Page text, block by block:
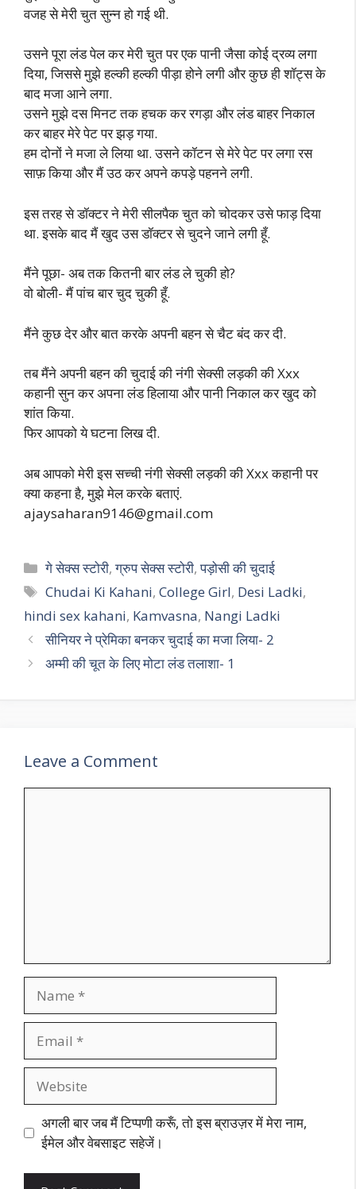
वजह से मेरी चुत सुन्न हो गई थी.
उसने पूरा लंड पेल कर मेरी चुत पर एक पानी जैसा कोई द्रव्य लगा
दिया, जिससे मुझे हल्की हल्की पीड़ा होने लगी और कुछ ही शॉट्स के
बाद मजा आने लगा.
उसने मुझे दस मिनट तक हचक कर रगड़ा और लंड बाहर निकाल
कर बाहर मेरे पेट पर झड़ गया.
हम दोनों ने मजा ले लिया था. उसने कॉटन से मेरे पेट पर लगा रस
साफ़ किया और मैं उठ कर अपने कपड़े पहनने लगी.
इस तरह से डॉक्टर ने मेरी सीलपैक चुत को चोदकर उसे फाड़ दिया
था. इसके बाद मैं खुद उस डॉक्टर से चुदने जाने लगी हूँ.
मैंने पूछा- अब तक कितनी बार लंड ले चुकी हो?
वो बोली- मैं पांच बार चुद चुकी हूँ.
मैंने कुछ देर और बात करके अपनी बहन से चैट बंद कर दी.
तब मैंने अपनी बहन की चुदाई की नंगी सेक्सी लड़की की Xxx
कहानी सुन कर अपना लंड हिलाया और पानी निकाल कर खुद को
शांत किया.
फिर आपको ये घटना लिख दी.
अब आपको मेरी इस सच्ची नंगी सेक्सी लड़की की Xxx कहानी पर
क्या कहना है, मुझे मेल करके बताएं.
ajaysaharan9146@gmail.com
Categories
गे सेक्स स्टोरी,ग्रुप सेक्स स्टोरी,पड़ोसी की चुदाई
Tags
Chudai Ki Kahani,College Girl, Desi Ladki,
hindi sex kahani, Kamvasna, Nangi Ladki
सीनियर ने प्रेमिका बनकर चुदाई का मजा लिया- 2
अम्मी की चूत के लिए मोटा लंड तलाशा- 1
Leave a Comment
अगली बार जब मैं टिप्पणी करूँ, तो इस ब्राउज़र में मेरा नाम,
ईमेल और वेबसाइट सहेजें।